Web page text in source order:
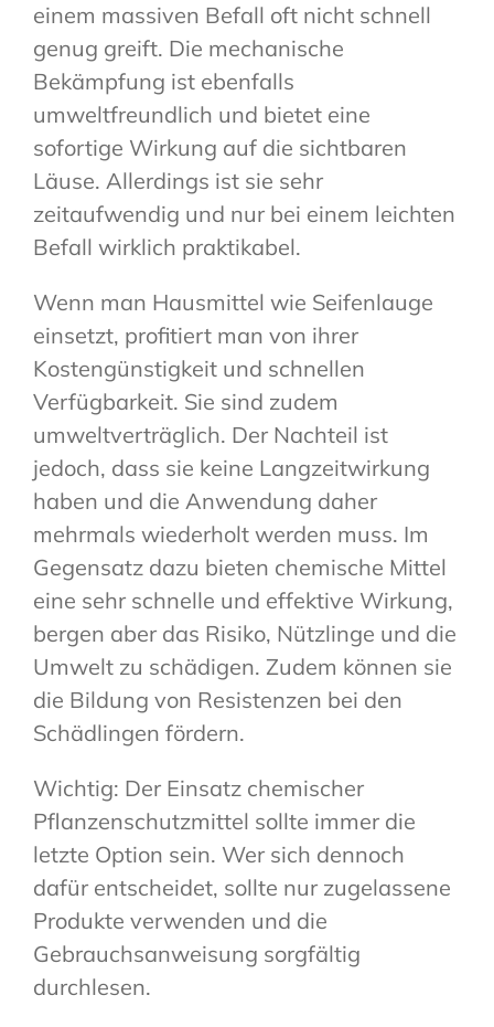
einem massiven Befall oft nicht schnell
genug greift. Die mechanische
Bekämpfung ist ebenfalls
umweltfreundlich und bietet eine
sofortige Wirkung auf die sichtbaren
Läuse. Allerdings ist sie sehr
zeitaufwendig und nur bei einem leichten
Befall wirklich praktikabel.
Wenn man Hausmittel wie Seifenlauge
einsetzt, profitiert man von ihrer
Kostengünstigkeit und schnellen
Verfügbarkeit. Sie sind zudem
umweltverträglich. Der Nachteil ist
jedoch, dass sie keine Langzeitwirkung
haben und die Anwendung daher
mehrmals wiederholt werden muss. Im
Gegensatz dazu bieten chemische Mittel
eine sehr schnelle und effektive Wirkung,
bergen aber das Risiko, Nützlinge und die
Umwelt zu schädigen. Zudem können sie
die Bildung von Resistenzen bei den
Schädlingen fördern.
Wichtig: Der Einsatz chemischer
Pflanzenschutzmittel sollte immer die
letzte Option sein. Wer sich dennoch
dafür entscheidet, sollte nur zugelassene
Produkte verwenden und die
Gebrauchsanweisung sorgfältig
durchlesen.